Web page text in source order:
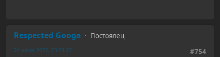
Respected Googa
Постоялец
#754
24 июля 2022, 23:23:27